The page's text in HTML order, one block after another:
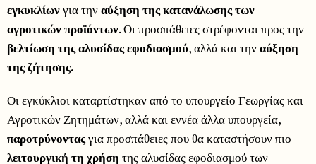
εγκυκλίωνγια τηναύξηση της κατανάλωσης των
αγροτικών προϊόντων. Οι προσπάθειες στρέφονται προς την
βελτίωση της αλυσίδας εφοδιασμού, αλλά και τηναύξηση
της ζήτησης.
Οι εγκύκλιοι καταρτίστηκαν από το υπουργείο Γεωργίας και
Αγροτικών Ζητημάτων, αλλά και εννέα άλλα υπουργεία,
παροτρύνονταςγια προσπάθειες που θα καταστήσουν πιο
λειτουργική τη χρήση της αλυσίδας εφοδιασμού των